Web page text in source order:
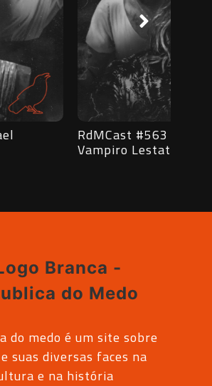
Entrevista com o
do medo é um site sobre
suas diversas faces na
e na história